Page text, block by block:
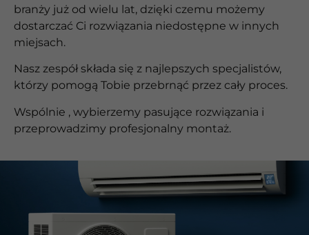
branży już od wielu lat, dzięki czemu możemy
dostarczać Ci rozwiązania niedostępne w innych
miejsach.
Nasz zespół składa się z najlepszych specjalistów,
którzy pomogą Tobie przebrnąć przez cały proces.
Wspólnie , wybierzemy pasujące rozwiązania i
przeprowadzimy profesjonalny montaż.